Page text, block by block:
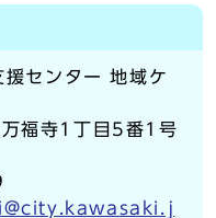
センター 地域ケ
福寺1丁目5番1号